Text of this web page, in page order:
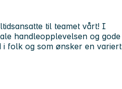
til teamet vårt! I
handleopplevelsen og gode
i folk og som ønsker en variert